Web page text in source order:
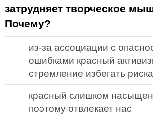
затрудняет творческое
Почему?
из-за ассоциации с
ошибками красный
стремление избегать риска
красный слишком
поэтому отвлекает нас